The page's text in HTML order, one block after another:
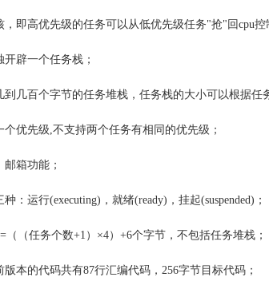
，即高优先级的任务可以从低优先级任务"抢"回cpu控
辟一个任务栈；
到几百个字节的任务堆栈，任务栈的大小可以根据任
优先级,不支持两个任务有相同的优先级；
箱功能；
：运行(executing)，就绪(ready)，挂起(suspended)；
（（任务个数+1）×4）+6个字节，不包括任务堆栈；
本的代码共有87行汇编代码，256字节目标代码；